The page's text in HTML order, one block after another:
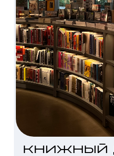
книжный